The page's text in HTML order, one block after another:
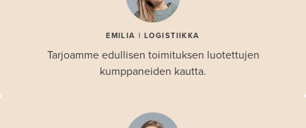
EMILIA | LOGISTIIKKA
Tarjoamme edullisen toimituksen luotettujen
kumppaneiden kautta.